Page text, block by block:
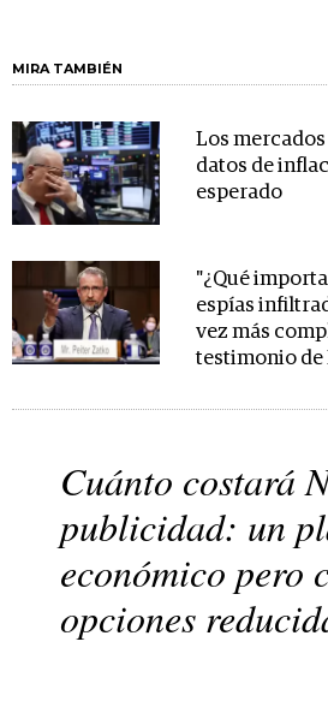
MIRA TAMBIÉN
Los
datos de
esperado
"¿Qué
espías
vez más
testimonio de
Cuánto costará
publicidad: un
económico pero
opciones